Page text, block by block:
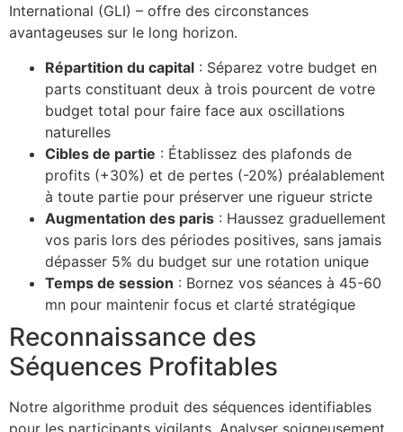
International (GLI) – offre des circonstances
avantageuses sur le long horizon.
Répartition du capital : Séparez votre budget en
parts constituant deux à trois pourcent de votre
budget total pour faire face aux oscillations
naturelles
Cibles de partie : Établissez des plafonds de
profits (+30%) et de pertes (-20%) préalablement
à toute partie pour préserver une rigueur stricte
Augmentation des paris : Haussez graduellement
vos paris lors des périodes positives, sans jamais
dépasser 5% du budget sur une rotation unique
Temps de session : Bornez vos séances à 45-60
mn pour maintenir focus et clarté stratégique
Reconnaissance des
Séquences Profitables
Notre algorithme produit des séquences identifiables
pour les participants vigilants. Analyser soigneusement